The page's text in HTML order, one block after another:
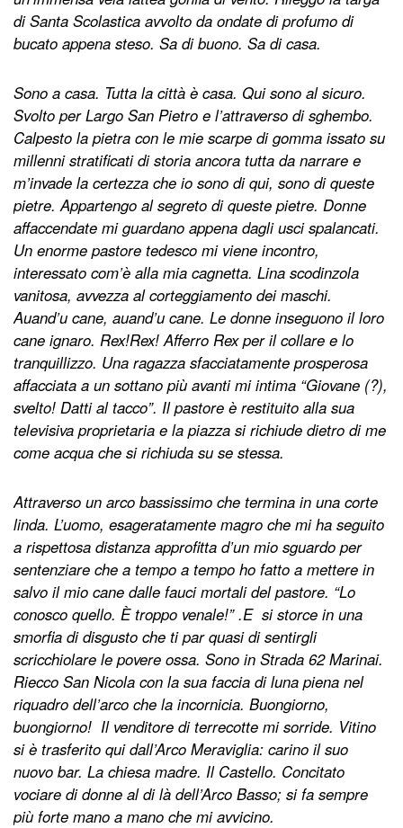
di Santa Scolastica avvolto da ondate di profumo di
bucato appena steso. Sa di buono. Sa di casa.
Sono a casa. Tutta la città è casa. Qui sono al sicuro.
Svolto per Largo San Pietro e l’attraverso di sghembo.
Calpesto la pietra con le mie scarpe di gomma issato su
millenni stratificati di storia ancora tutta da narrare e
m’invade la certezza che io sono di qui, sono di queste
pietre. Appartengo al segreto di queste pietre. Donne
affaccendate mi guardano appena dagli usci spalancati.
Un enorme pastore tedesco mi viene incontro,
interessato com’è alla mia cagnetta. Lina scodinzola
vanitosa, avvezza al corteggiamento dei maschi.
Auand’u cane, auand’u cane. Le donne inseguono il loro
cane ignaro. Rex!Rex! Afferro Rex per il collare e lo
tranquillizzo. Una ragazza sfacciatamente prosperosa
affacciata a un sottano più avanti mi intima “Giovane (?),
svelto! Datti al tacco”. Il pastore è restituito alla sua
televisiva proprietaria e la piazza si richiude dietro di me
come acqua che si richiuda su se stessa.
Attraverso un arco bassissimo che termina in una corte
linda. L’uomo, esageratamente magro che mi ha seguito
a rispettosa distanza approfitta d’un mio sguardo per
sentenziare che a tempo a tempo ho fatto a mettere in
salvo il mio cane dalle fauci mortali del pastore. “Lo
conosco quello. È troppo venale!” .E si storce in una
smorfia di disgusto che ti par quasi di sentirgli
scricchiolare le povere ossa. Sono in Strada 62 Marinai.
Riecco San Nicola con la sua faccia di luna piena nel
riquadro dell’arco che la incornicia. Buongiorno,
buongiorno! Il venditore di terrecotte mi sorride. Vitino
si è trasferito qui dall’Arco Meraviglia: carino il suo
nuovo bar. La chiesa madre. Il Castello. Concitato
vociare di donne al di là dell’Arco Basso; si fa sempre
più forte mano a mano che mi avvicino.